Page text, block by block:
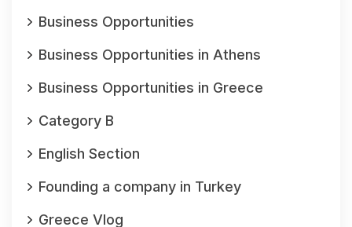
Business Opportunities
Business Opportunities in Athens
Business Opportunities in Greece
Category B
English Section
Founding a company in Turkey
Greece Vlog